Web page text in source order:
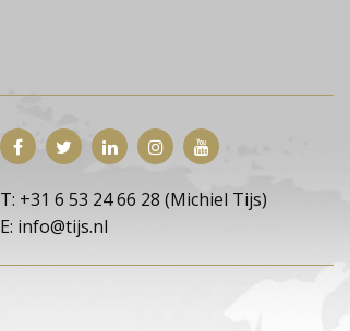
T: +31 6 53 24 66 28 (Michiel Tijs)
E: info@tijs.nl